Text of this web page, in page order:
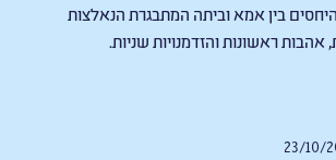
בין אמא וביתה המתבגרת הנאלצות
ראשונות והזדמנויות שניות.